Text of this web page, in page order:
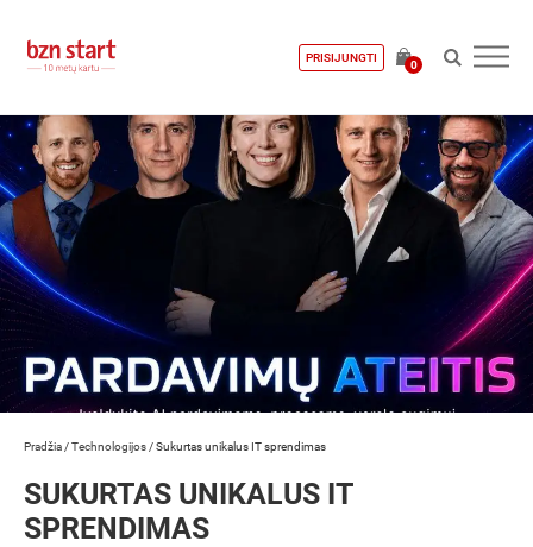
PRISIJUNGTI
0
Pradžia /Technologijos /Sukurtas unikalus IT sprendimas
SUKURTAS UNIKALUS IT
SPRENDIMAS